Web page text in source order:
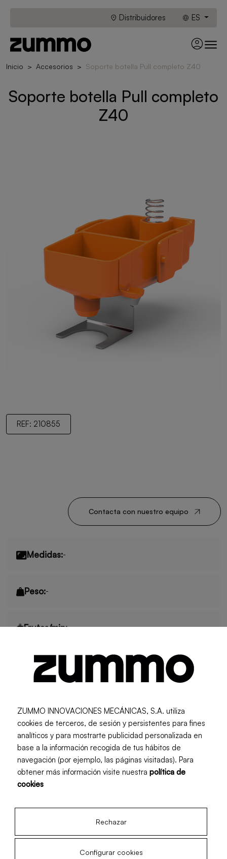
Distribuidores ES
Inicio Accesorios Soporte botella Pull completo Z40
Soporte botella Pull completo
Z40
REF: 210855
Contacta con nuestro equipo
Medidas:-
Peso:-
Frutas/min:-
Newsletter
Suscríbete y recibe contenido actualizado mensualmente
Política de privacidad
condiciones
Deseo recibir novedades de Zummo.
ZUMMO INNOVACIONES MECÁNICAS, S.A. utiliza
cookies de terceros, de sesión y persistentes para fines
analíticos y para mostrarte publicidad personalizada en
base a la información recogida de tus hábitos de
navegación (por ejemplo, las páginas visitadas). Para
obtener más información visite nuestra política de
cookies
Rechazar
Configurar cookies